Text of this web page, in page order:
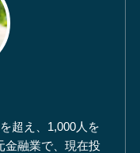
超え、1,000人を
金融業で、現在投